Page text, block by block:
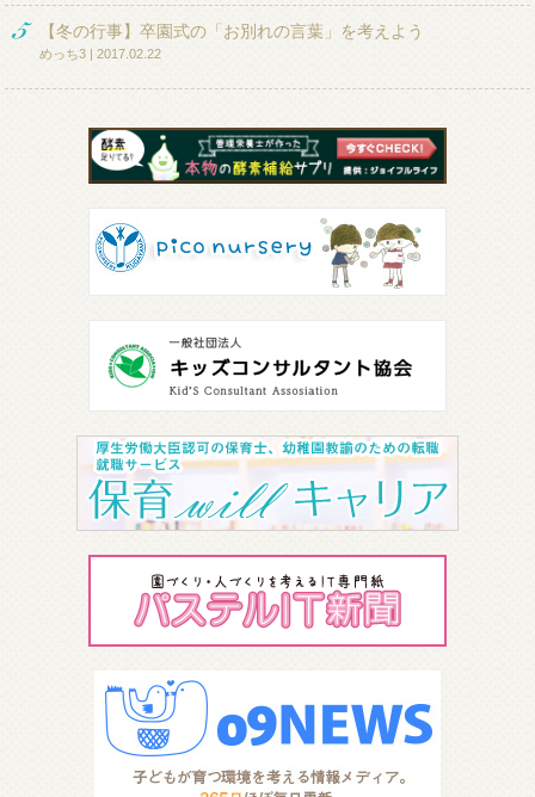
【冬の行事】卒園式の「お別れの言葉」を考えよう
めっち3 | 2017.02.22